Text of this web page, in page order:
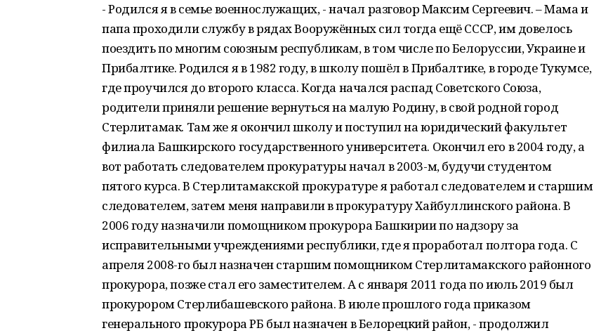
- Родился я в семье военнослужащих, - начал разговор Максим Сергеевич. – Мама и
папа проходили службу в рядах Вооружённых сил тогда ещё СССР, им довелось
поездить по многим союзным республикам, в том числе по Белоруссии, Украине и
Прибалтике. Родился я в 1982 году, в школу пошёл в Прибалтике, в городе Тукумсе,
где проучился до второго класса. Когда начался распад Советского Союза,
родители приняли решение вернуться на малую Родину, в свой родной город
Стерлитамак. Там же я окончил школу и поступил на юридический факультет
филиала Башкирского государственного университета. Окончил его в 2004 году, а
вот работать следователем прокуратуры начал в 2003-м, будучи студентом
пятого курса. В Стерлитамакской прокуратуре я работал следователем и старшим
следователем, затем меня направили в прокуратуру Хайбуллинского района. В
2006 году назначили помощником прокурора Башкирии по надзору за
исправительными учреждениями республики, где я проработал полтора года. С
апреля 2008-го был назначен старшим помощником Стерлитамакского районного
прокурора, позже стал его заместителем. А с января 2011 года по июль 2019 был
прокурором Стерлибашевского района. В июле прошлого года приказом
генерального прокурора РБ был назначен в Белорецкий район, - продолжил